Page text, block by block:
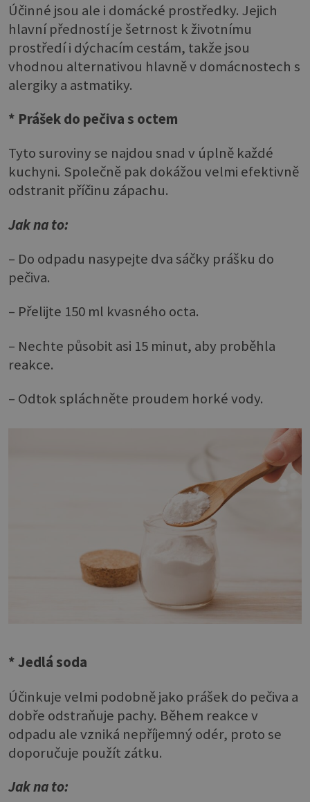
Účinné jsou ale i domácké prostředky. Jejich
hlavní předností je šetrnost k životnímu
prostředí i dýchacím cestám, takže jsou
vhodnou alternativou hlavně v domácnostech s
alergiky a astmatiky.
* Prášek do pečiva s octem
Tyto suroviny se najdou snad v úplně každé
kuchyni. Společně pak dokážou velmi efektivně
odstranit příčinu zápachu.
Jak na to:
– Do odpadu nasypejte dva sáčky prášku do
pečiva.
– Přelijte 150 ml kvasného octa.
– Nechte působit asi 15 minut, aby proběhla
reakce.
– Odtok spláchněte proudem horké vody.
* Jedlá soda
Účinkuje velmi podobně jako prášek do pečiva a
dobře odstraňuje pachy. Během reakce v
odpadu ale vzniká nepříjemný odér, proto se
doporučuje použít zátku.
Jak na to: